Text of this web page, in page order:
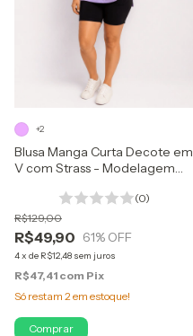
Blusa Manga Curta Decote em
V com Strass - Modelagem
(0)
R$49,90
R$129,00
61% OFF
4x de R$12,48 sem juros
R$47,41 com Pix
Só restam 2 em estoque!
+2
Comprar